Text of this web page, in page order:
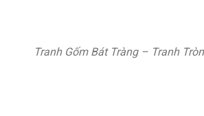
Tranh Gốm Bát Tràng – Tranh